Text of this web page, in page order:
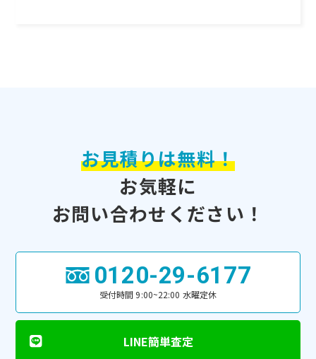
お見積りは無料！
お気軽に
お問い合わせください！
0120-29-6177
受付時間 9:00~22:00 水曜定休
LINE簡単査定